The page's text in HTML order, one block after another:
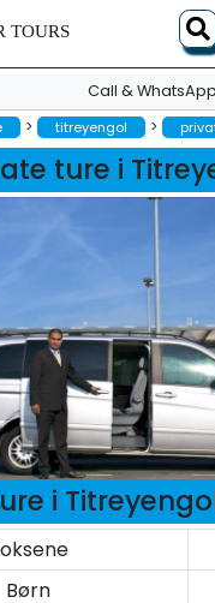
TOURS
Call & WhatsApp
> titreyengol >
ture i
i
Børn